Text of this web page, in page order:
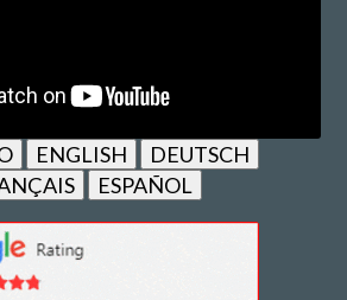
ENGLISH
DEUTSCH
ESPAÑOL